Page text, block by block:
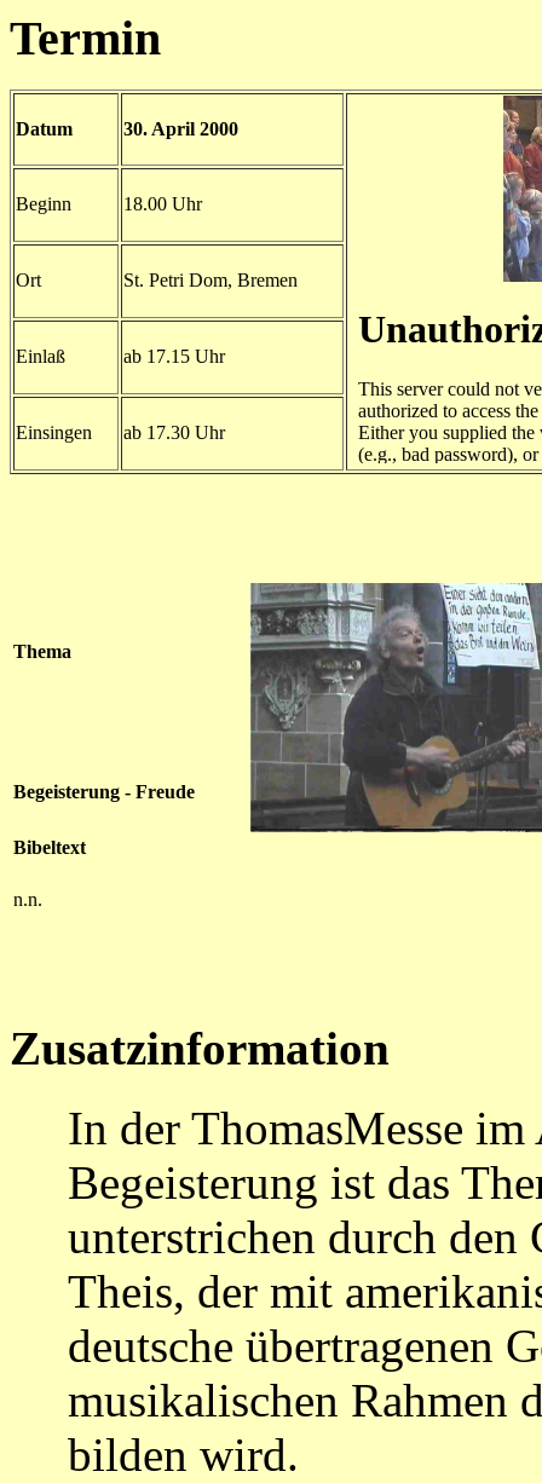
Termin
Datum 30. April 2000
Beginn 18.00 Uhr
Ort St. Petri Dom, Bremen
Einlaß ab 17.15 Uhr
Einsingen ab 17.30 Uhr
Thema
Begeisterung - Freude
Bibeltext
n.n.
Zusatzinformation
In der ThomasMesse
Begeisterung ist das
unterstrichen durch
Theis, der mit
deutsche übertragenen
musikalischen Rahmen
bilden wird.